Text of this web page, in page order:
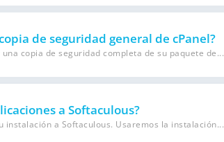
de seguridad general de cPanel?
copia de seguridad completa de su paquete de...
a Softaculous?
a Softaculous. Usaremos la instalación...